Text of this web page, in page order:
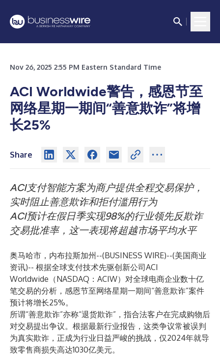
Nov 26, 2025 2:55 PM Eastern Standard Time
ACI Worldwide警告，感恩节至
网络星期一期间“善意欺诈”将增
长25%
Share
ACI支付智能方案为商户提供全程交易保护，
实时阻止善意欺诈和拒付滥用行为
ACI预计在假日季实现98%的行业领先反欺诈
交易批准率，这一表现将超越市场平均水平
奥马哈市，内布拉斯加州--(BUSINESS WIRE)--(美国商业
资讯)-- 根据全球支付技术先驱创新公司ACI
Worldwide （NASDAQ：ACIW）对全球电商企业数十亿
笔交易的分析，感恩节至网络星期一期间“善意欺诈”案件
预计将增长25%。
所谓“善意欺诈”亦称“退货欺诈”，指合法客户在完成购物后
对交易提出争议。根据最新行业报告 ，这类争议常被误判
为真实欺诈，正成为行业日益严峻的挑战，仅2024年就导
致零售商损失高达1030亿美元。